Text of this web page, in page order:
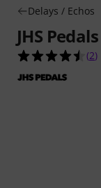
Delays / Echos
JHS
(2)